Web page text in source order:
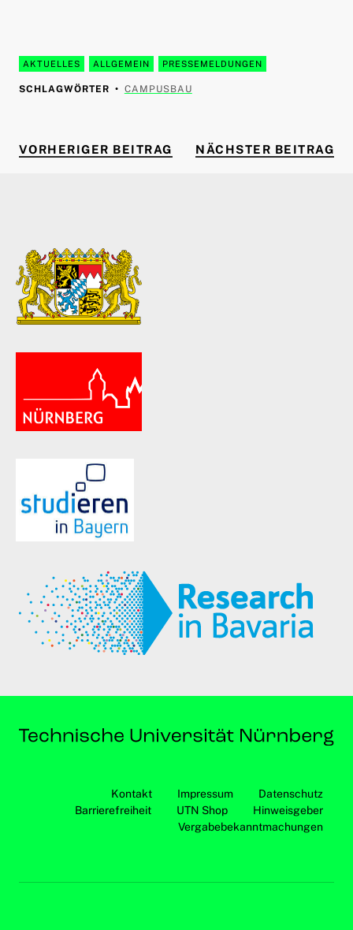
AKTUELLES ALLGEMEIN PRESSEMELDUNGEN
SCHLAGWÖRTER CAMPUSBAU
Beitragsnavigation
VORHERIGER BEITRAG VORHERIGER BEITRAG
NÄCHSTER BEITRAG
Kontakt Impressum
Datenschutz
Barrierefreiheit
UTN Shop
Hinweisgeber
Vergabebekanntmachungen